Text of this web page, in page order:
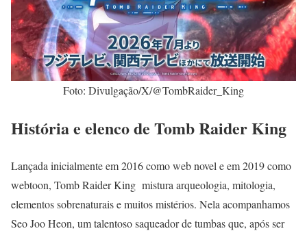
Foto: Divulgação/X/@TombRaider_King
História e elenco de Tomb Raider King
Lançada inicialmente em 2016 como web novel e em 2019 como
webtoon, Tomb Raider King mistura arqueologia, mitologia,
elementos sobrenaturais e muitos mistérios. Nela acompanhamos
Seo Joo Heon, um talentoso saqueador de tumbas que, após ser